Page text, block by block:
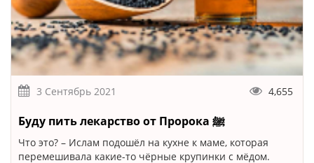
3 Сентябрь 2021 4,655
Буду пить лекарство от Пророка ﷺ
Что это? – Ислам подошёл на кухне к маме, которая
перемешивала какие-то чёрные крупинки с мёдом.